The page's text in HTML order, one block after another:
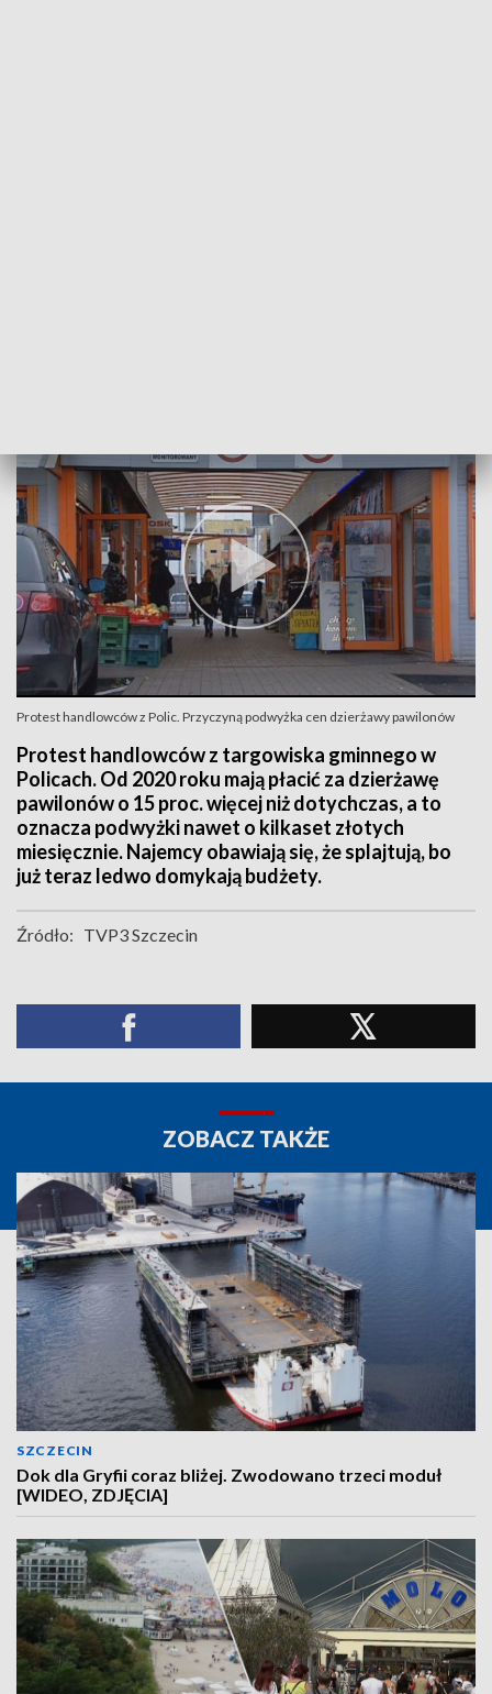
Protest handlowców z Polic. Przyczyną podwyżka cen dzierżawy pawilonów
Protest handlowców z targowiska gminnego w
Policach. Od 2020 roku mają płacić za dzierżawę
pawilonów o 15 proc. więcej niż dotychczas, a to
oznacza podwyżki nawet o kilkaset złotych
miesięcznie. Najemcy obawiają się, że splajtują, bo
już teraz ledwo domykają budżety.
Źródło: TVP3 Szczecin
ZOBACZ TAKŻE
SZCZECIN
Dok dla Gryfii coraz bliżej. Zwodowano trzeci moduł
[WIDEO, ZDJĘCIA]